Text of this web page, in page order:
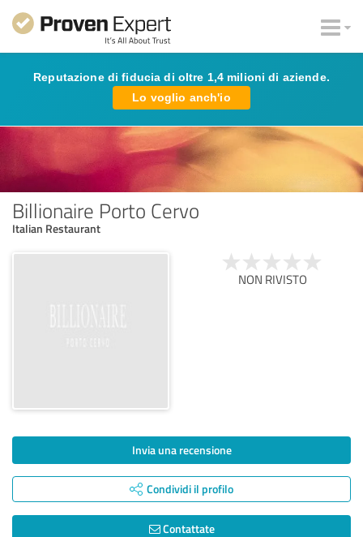
Reputazione di fiducia di oltre 1,4 milioni di aziende.
Lo voglio anch'io
Billionaire Porto Cervo
Italian Restaurant
NON RIVISTO
Invia una recensione
Condividi il profilo
Contattate